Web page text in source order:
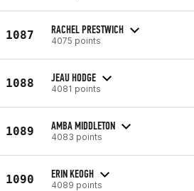
1087 RACHEL PRESTWICH
4075 points
1088 JEAU HODGE
4081 points
1089 AMBA MIDDLETON
4083 points
1090 ERIN KEOGH
4089 points